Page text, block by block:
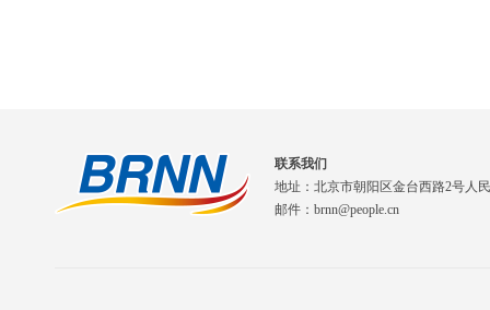
联系我们
地址：北京市朝阳区金台西路2号人
邮件：brnn@people.cn